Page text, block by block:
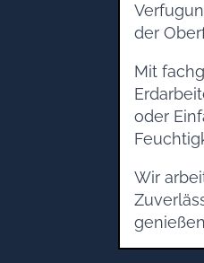
der
Mit
oder
Wir